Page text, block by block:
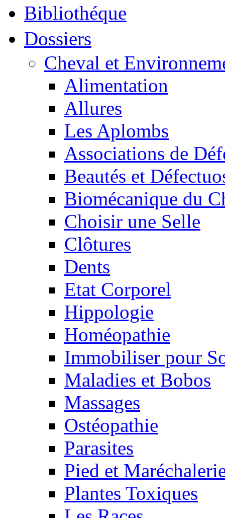
Bibliothéque
Dossiers
Cheval et
Alimentation
Allures
Les Aplombs
Associations de
Beautés et
Biomécanique du
Choisir une Selle
Clôtures
Dents
Etat Corporel
Hippologie
Homéopathie
Immobiliser pour
Maladies et Bobos
Massages
Ostéopathie
Parasites
Pied et
Plantes Toxiques